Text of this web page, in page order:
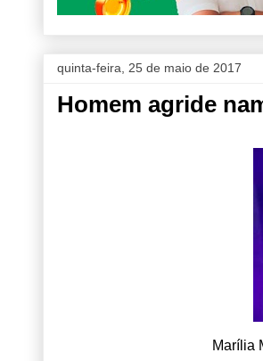
quinta-feira, 25 de maio de 2017
Homem agride
Marília